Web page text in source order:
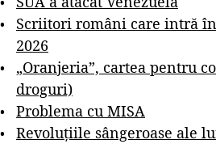
Scriitori români care intră
2026
„Oranjeria”, cartea pentru
droguri)
Problema cu MISA
Revoluțiile sângeroase ale